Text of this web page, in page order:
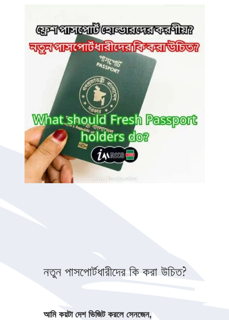
নতুন পাসপোর্টধারীদের কি করা উচিত?
আমি কয়টা দেশ ভিজিট করলে সেনজেন,